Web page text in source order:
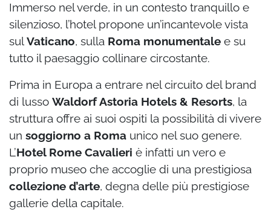
Immerso nel verde, in un contesto tranquillo e
silenzioso, l’hotel propone un’incantevole vista
sulVaticano, sulla Roma monumentale e su
tutto il paesaggio collinare circostante.
Prima in Europa a entrare nel circuito del brand
di lusso Waldorf Astoria Hotels & Resorts, la
struttura offre ai suoi ospiti la possibilità di vivere
un soggiorno a Roma unico nel suo genere.
L’Hotel Rome Cavalieri è infatti un vero e
proprio museo che accoglie di una prestigiosa
collezione d’arte, degna delle più prestigiose
gallerie della capitale.